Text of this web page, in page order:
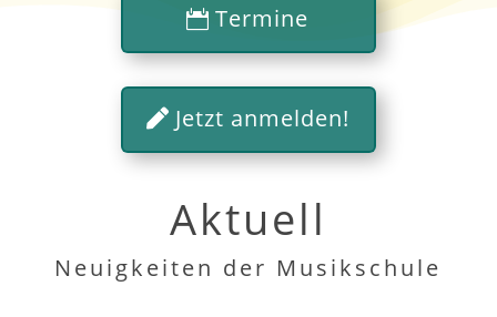
Termine
Jetzt anmelden!
Aktuell
Neuigkeiten der Musikschule